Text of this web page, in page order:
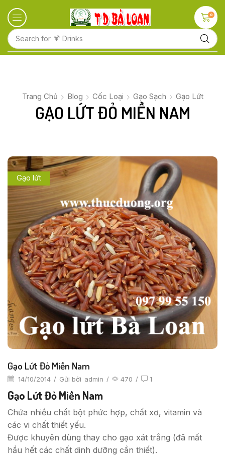
Search for 🍋 Fruits
0
Trang Chủ Blog Cốc Loại Gạo Sạch Gạo Lứt
GẠO LỨT ĐỎ MIỀN NAM
Gạo lứt
Gạo Lứt Đỏ Miền Nam
14/10/2014 / Gửi bởi admin / 470 / 1
Gạo Lứt Đỏ Miền Nam
Chứa nhiều chất bột phức hợp, chất xơ, vitamin và
các vi chất thiết yếu.
Được khuyên dùng thay cho gạo xát trắng (đã mất
hầu hết các chất dinh dưỡng cần thiết).